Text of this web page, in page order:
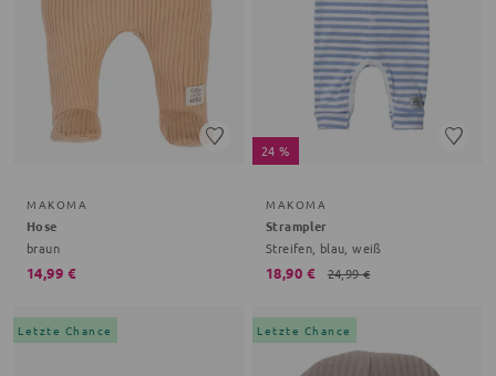
MAKOMA
Hose
braun
14,99 €
24 %
MAKOMA
Strampler
Streifen, blau, weiß
18,90 € 24,99 €
Letzte Chance Letzte Chance